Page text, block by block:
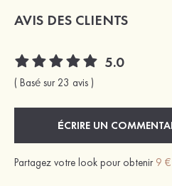
AVIS DES CLIENTS
5.0
( Basé sur 23 avis )
ÉCRIRE UN
Partagez votre look pour obtenir 9 €